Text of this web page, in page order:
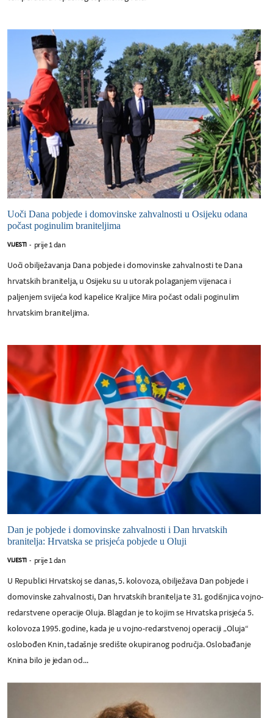
Uoči Dana pobjede i domovinske zahvalnosti u Osijeku odana
počast poginulim braniteljima
VIJESTI - prije 1 dan
Uoči obilježavanja Dana pobjede i domovinske zahvalnosti te Dana
hrvatskih branitelja, u Osijeku su u utorak polaganjem vijenaca i
paljenjem svijeća kod kapelice Kraljice Mira počast odali poginulim
hrvatskim braniteljima.
Dan je pobjede i domovinske zahvalnosti i Dan hrvatskih
branitelja: Hrvatska se prisjeća pobjede u Oluji
VIJESTI - prije 1 dan
U Republici Hrvatskoj se danas, 5. kolovoza, obilježava Dan pobjede i
domovinske zahvalnosti, Dan hrvatskih branitelja te 31. godišnjica vojno-
redarstvene operacije Oluja. Blagdan je to kojim se Hrvatska prisjeća 5.
kolovoza 1995. godine, kada je u vojno-redarstvenoj operaciji „Oluja“
oslobođen Knin, tadašnje središte okupiranog područja. Oslobađanje
Knina bilo je jedan od...